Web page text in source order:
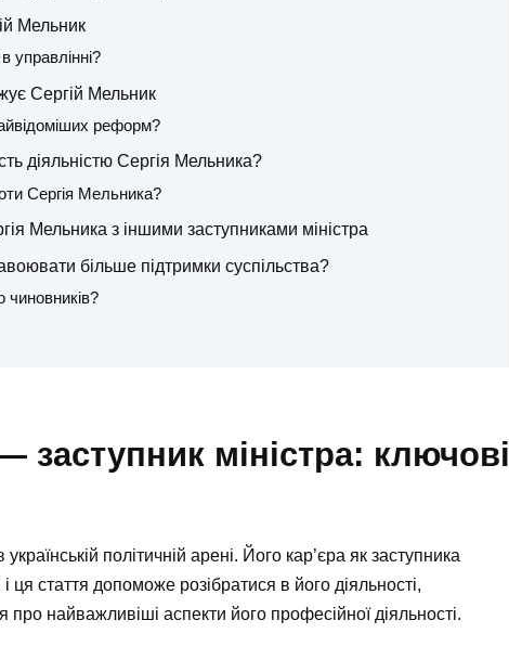
Мельник
управлінні?
Сергій Мельник
реформ?
діяльністю Сергія Мельника?
Сергія Мельника?
Мельника з іншими заступниками міністра
більше підтримки суспільства?
чиновників?
заступник міністра: ключові
політичній арені. Його кар’єра як заступника
ця стаття допоможе розібратися в його діяльності,
про найважливіші аспекти його професійної діяльності.